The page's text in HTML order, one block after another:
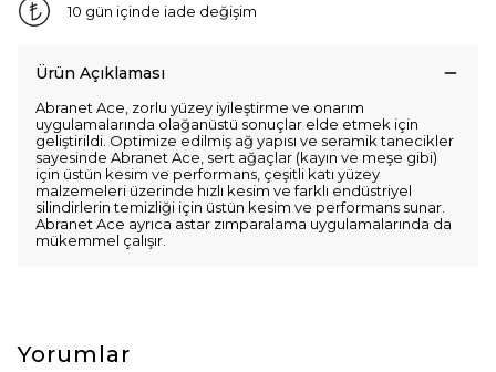
10 gün içinde iade değişim
Ürün Açıklaması
Abranet Ace, zorlu yüzey iyileştirme ve onarım
uygulamalarında olağanüstü sonuçlar elde etmek için
geliştirildi. Optimize edilmiş ağ yapısı ve seramik tanecikler
sayesinde Abranet Ace, sert ağaçlar (kayın ve meşe gibi)
için üstün kesim ve performans, çeşitli katı yüzey
malzemeleri üzerinde hızlı kesim ve farklı endüstriyel
silindirlerin temizliği için üstün kesim ve performans sunar.
Abranet Ace ayrıca astar zımparalama uygulamalarında da
mükemmel çalışır.
Yorumlar